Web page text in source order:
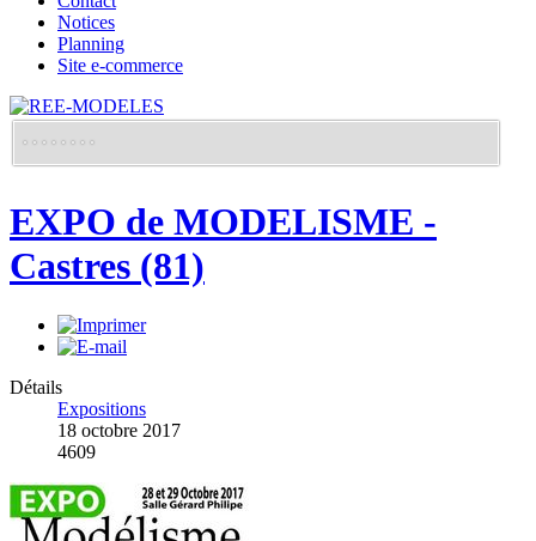
Notices
Planning
Site e-commerce
EXPO de MODELISME -
Castres (81)
Détails
Expositions
18 octobre 2017
4609